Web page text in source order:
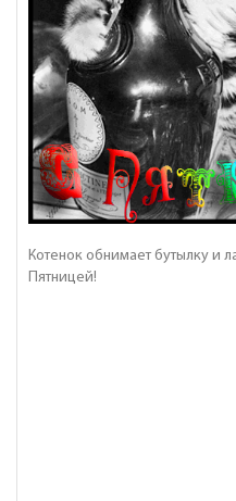
Котенок обнимает бутылку и
Пятницей!